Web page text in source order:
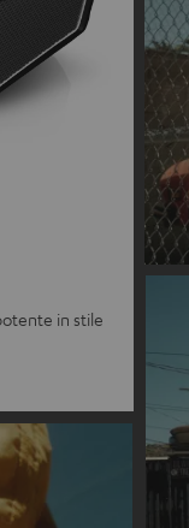
in stile